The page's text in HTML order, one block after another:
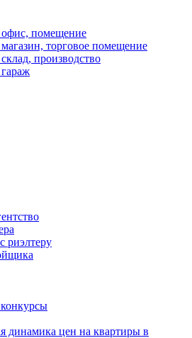
помещение
торговое помещение
производство
риэлтеру
динамика цен на квартиры в